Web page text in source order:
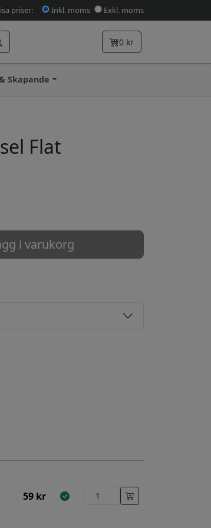
priser: Inkl. moms Exkl. moms
0 kr
Skapande
Flat
i varukorg
59 kr